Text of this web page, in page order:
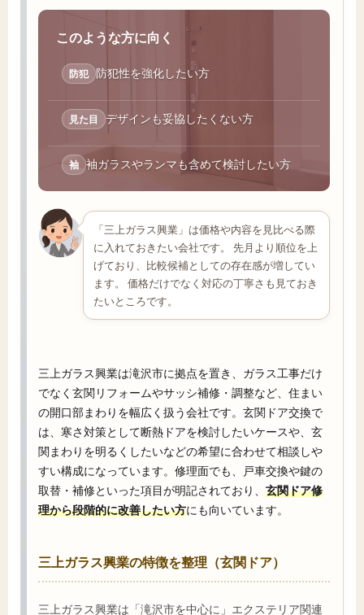
このような方に向く
防犯 防犯性を強化したい方
見た目 デザインも妥協したくない方
袖 袖ガラスやランマも含めて検討したい方
「三上ガラス興業」は価格や内容を見比べる際
に入れておきたい会社です。 先月より順位を上
げており、比較候補としての存在感が増してい
ます。 価格だけでなく対応の丁寧さも見ておき
たいところです。
三上ガラス興業は滝沢市に拠点を置き、ガラス工事だけ
でなく玄関リフォームやサッシ補修・調整など、住まい
の開口部まわりを幅広く扱う会社です。玄関ドア交換で
は、寒さ対策として断熱ドアを検討したいケースや、玄
関まわりを明るくしたいなどの希望に合わせて相談しや
すい構成になっています。修理面でも、戸車交換や鍵の
取替・補修といった項目が明記されており、 玄関ドア修
理から段階的に改善したい方にも向いています。
三上ガラス興業の特徴を整理（玄関ドア）
三上ガラス興業は「滝沢市を中心に」エクステリア関連